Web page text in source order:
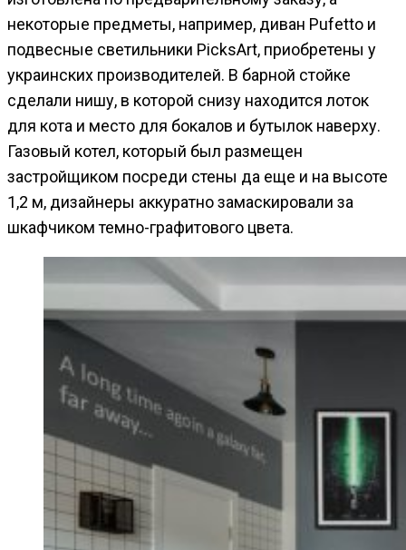
некоторые предметы, например, диван Pufetto и
подвесные светильники PicksArt, приобретены у
украинских производителей. В барной стойке
сделали нишу, в которой снизу находится лоток
для кота и место для бокалов и бутылок наверху.
Газовый котел, который был размещен
застройщиком посреди стены да еще и на высоте
1,2 м, дизайнеры аккуратно замаскировали за
шкафчиком темно-графитового цвета.